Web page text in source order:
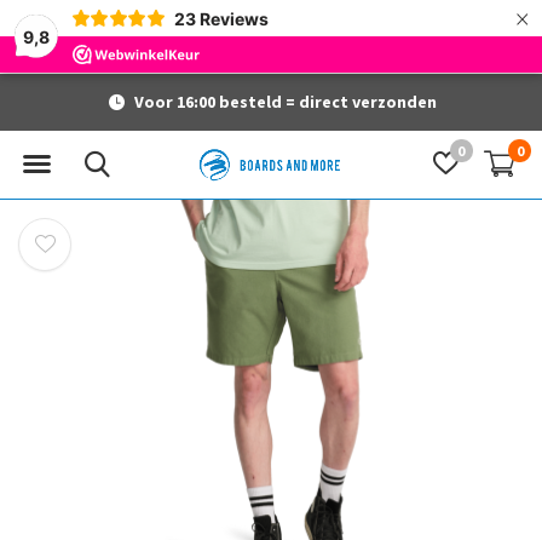
9,8
23 Reviews ×
0 0
Voor 16:00 besteld = direct verzonden